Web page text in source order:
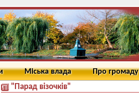
Міська влада Про громаду
"Парад візочків"